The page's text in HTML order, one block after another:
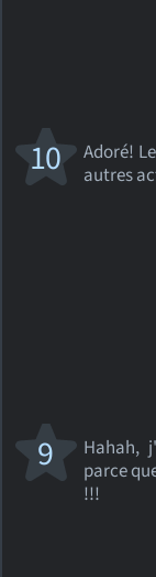
Adoré!
autres
10
Hahah,
parce
!!!
9